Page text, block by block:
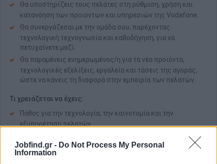
Jobfind.gr - Do Not Process My Personal
Information
Θα υποστηρίζεις τους πελάτες στη ρύθμιση, χρήση και
κατανόηση των προϊόντων και υπηρεσιών της Vodafone.
Θα συνεργάζεσαι με την ομάδα σου, παρέχοντας
τεχνολογική τεχνογνωσία και καθοδήγηση, για να
πετυχαίνετε μαζί.
Θα παραμένεις ενημερωμένος/η για τα νέα προϊόντα,
τεχνολογικές εξελίξεις, εργαλεία και τάσεις της αγοράς,
ώστε να κάνεις τη διαφορά στην εμπειρία των πελατών.
Τι χρειάζεται να έχεις:
Πάθος για την τεχνολογία, την καινοτομία και την
εξυπηρέτηση πελατών.
παραγωγή αποτελεσμάτων.